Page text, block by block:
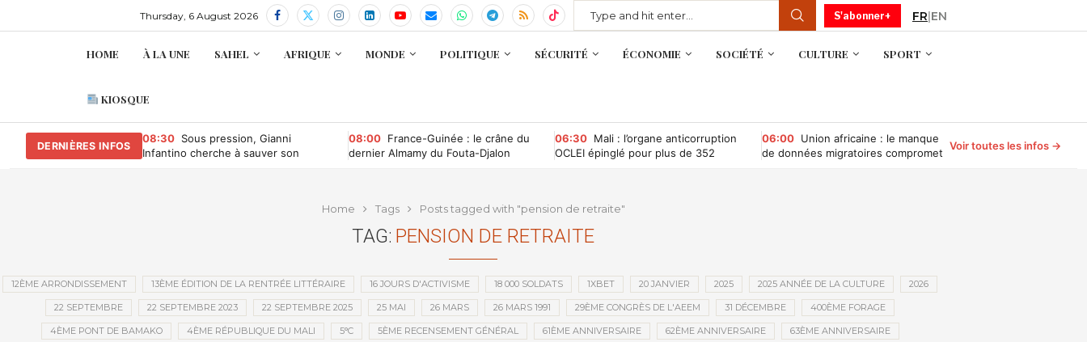
Thursday, 6 August 2026 S'abonner+ FR|EN
HOME À LA UNE SAHEL AFRIQUE MONDE POLITIQUE SÉCURITÉ ÉCONOMIE SOCIÉTÉ CULTURE SPORT
KIOSQUE
DERNIÈRES INFOS
08:30 Sous pression, Gianni
Infantino cherche à sauver son
08:00 France-Guinée : le crâne du
dernier Almamy du Fouta-Djalon
06:30 Mali : l’organe anticorruption
OCLEI épinglé pour plus de 352
06:00 Union africaine : le manque
de données migratoires compromet
Voir toutes les infos →
Home Tags Posts tagged with "pension de retraite"
TAG: PENSION DE RETRAITE
12ÈME ARRONDISSEMENT 13ÈME ÉDITION DE LA RENTRÉE LITTÉRAIRE 16 JOURS D'ACTIVISME 18 000 SOLDATS 1XBET 20 JANVIER 2025 2025 ANNÉE DE LA CULTURE 2026
22 SEPTEMBRE 22 SEPTEMBRE 2023 22 SEPTEMBRE 2025 25 MAI 26 MARS 26 MARS 1991 29ÈME CONGRÈS DE L'AEEM 31 DÉCEMBRE 400ÈME FORAGE
4ÈME PONT DE BAMAKO 4ÈME RÉPUBLIQUE DU MALI 5°C 5ÈME RECENSEMENT GÉNÉRAL 61ÈME ANNIVERSAIRE 62ÈME ANNIVERSAIRE 63ÈME ANNIVERSAIRE